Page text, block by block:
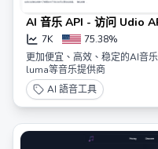
AI 音乐 API - 访问 Udio
7K 75.38%
更加便宜、高效、稳定的AI音
luma等音乐提供商
AI 語音工具